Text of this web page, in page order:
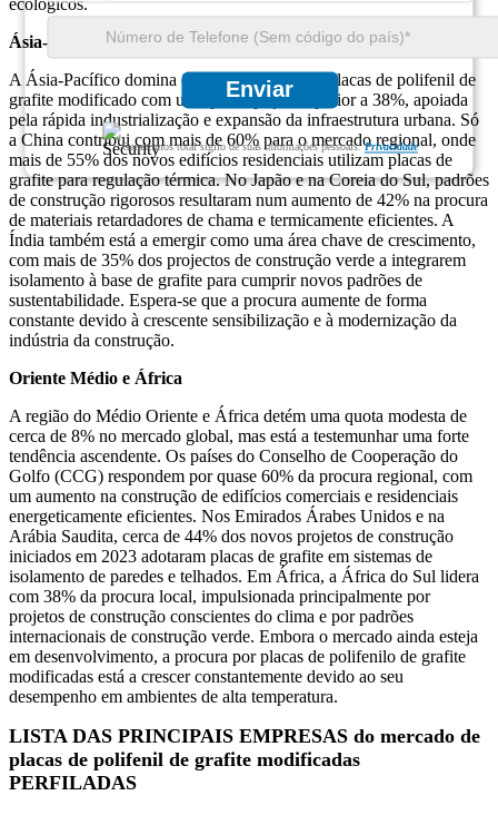
Enviar
Garantimos total sigilo de suas informações pessoais.Privacidade
ecológicos.
Ásia-Pacífico
A Ásia-Pacífico domina o mercado global de placas de polifenil de
grafite modificado com uma participação superior a 38%, apoiada
pela rápida industrialização e expansão da infraestrutura urbana. Só
a China contribui com mais de 60% para o mercado regional, onde
mais de 55% dos novos edifícios residenciais utilizam placas de
grafite para regulação térmica. No Japão e na Coreia do Sul, padrões
de construção rigorosos resultaram num aumento de 42% na procura
de materiais retardadores de chama e termicamente eficientes. A
Índia também está a emergir como uma área chave de crescimento,
com mais de 35% dos projectos de construção verde a integrarem
isolamento à base de grafite para cumprir novos padrões de
sustentabilidade. Espera-se que a procura aumente de forma
constante devido à crescente sensibilização e à modernização da
indústria da construção.
Oriente Médio e África
A região do Médio Oriente e África detém uma quota modesta de
cerca de 8% no mercado global, mas está a testemunhar uma forte
tendência ascendente. Os países do Conselho de Cooperação do
Golfo (CCG) respondem por quase 60% da procura regional, com
um aumento na construção de edifícios comerciais e residenciais
energeticamente eficientes. Nos Emirados Árabes Unidos e na
Arábia Saudita, cerca de 44% dos novos projetos de construção
iniciados em 2023 adotaram placas de grafite em sistemas de
isolamento de paredes e telhados. Em África, a África do Sul lidera
com 38% da procura local, impulsionada principalmente por
projetos de construção conscientes do clima e por padrões
internacionais de construção verde. Embora o mercado ainda esteja
em desenvolvimento, a procura por placas de polifenilo de grafite
modificadas está a crescer constantemente devido ao seu
desempenho em ambientes de alta temperatura.
LISTA DAS PRINCIPAIS EMPRESAS do mercado de
placas de polifenil de grafite modificadas
PERFILADAS